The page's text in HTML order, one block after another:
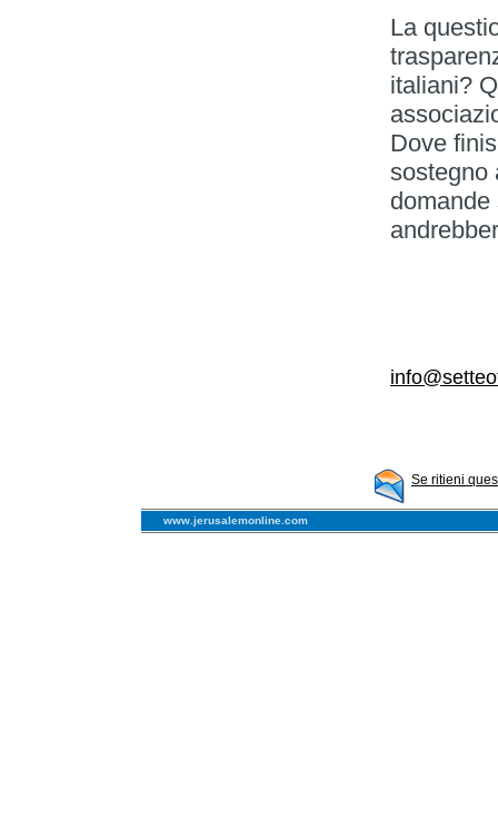
La
italiani?
Dove
sostegno
Se ritieni
www.jerusalemonline.com